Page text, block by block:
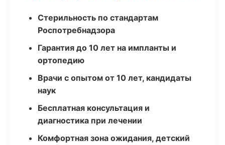
Стерильность по стандартам
Роспотребнадзора
Гарантия до 10 лет на импланты и
ортопедию
Врачи с опытом от 10 лет, кандидаты
наук
Бесплатная консультация и
диагностика при лечении
Комфортная зона ожидания, детский